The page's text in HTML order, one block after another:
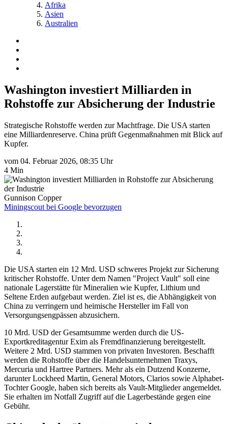
Afrika
Asien
Australien
Washington investiert Milliarden in
Rohstoffe zur Absicherung der Industrie
Strategische Rohstoffe werden zur Machtfrage. Die USA starten
eine Milliardenreserve. China prüft Gegenmaßnahmen mit Blick auf
Kupfer.
vom 04. Februar 2026, 08:35 Uhr
4 Min
Gunnison Copper
Miningscout bei Google bevorzugen
Die USA starten ein 12 Mrd. USD schweres Projekt zur Sicherung
kritischer Rohstoffe. Unter dem Namen "Project Vault" soll eine
nationale Lagerstätte für Mineralien wie Kupfer, Lithium und
Seltene Erden aufgebaut werden. Ziel ist es, die Abhängigkeit von
China zu verringern und heimische Hersteller im Fall von
Versorgungsengpässen abzusichern.
10 Mrd. USD der Gesamtsumme werden durch die US-
Exportkreditagentur Exim als Fremdfinanzierung bereitgestellt.
Weitere 2 Mrd. USD stammen von privaten Investoren. Beschafft
werden die Rohstoffe über die Handelsunternehmen Traxys,
Mercuria und Hartree Partners. Mehr als ein Dutzend Konzerne,
darunter Lockheed Martin, General Motors, Clarios sowie Alphabet-
Tochter Google, haben sich bereits als Vault-Mitglieder angemeldet.
Sie erhalten im Notfall Zugriff auf die Lagerbestände gegen eine
Gebühr.